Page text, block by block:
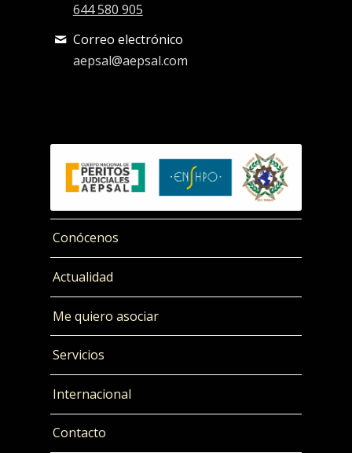
644 580 905
Correo electrónico
aepsal@aepsal.com
Conócenos
Actualidad
Me quiero asociar
Servicios
Internacional
Contacto